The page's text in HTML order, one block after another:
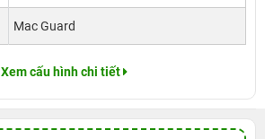
Mac Guard
Xem cấu hình chi tiết